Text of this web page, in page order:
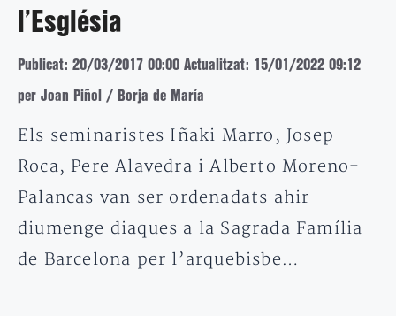
l’Església
Publicat: 20/03/2017 00:00 Actualitzat: 15/01/2022 09:12
per Joan Piñol / Borja de María
Els seminaristes Iñaki Marro, Josep
Roca, Pere Alavedra i Alberto Moreno-
Palancas van ser ordenadats ahir
diumenge diaques a la Sagrada Família
de Barcelona per l’arquebisbe…